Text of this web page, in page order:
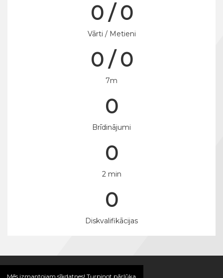
Mēs izmantojam sīkdatnes! Turpinot pārlūka
0 / 0
Vārti / Metieni
0 / 0
7m
0
Brīdinājumi
0
2 min
0
Diskvalifikācijas